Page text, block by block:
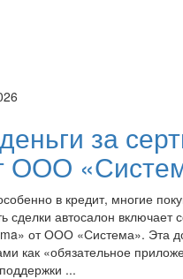
за
ООО
в кредит, многие
сделки автосалон включает
от ООО «Система». Эта
как «обязательное
...